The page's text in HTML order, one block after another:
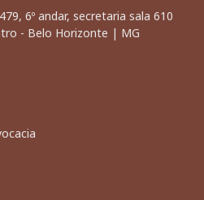
6º andar, secretaria sala 610
- Belo Horizonte | MG